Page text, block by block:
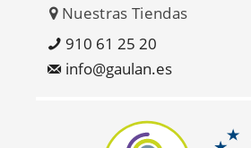
Nuestras Tiendas
910 61 25 20
info@gaulan.es